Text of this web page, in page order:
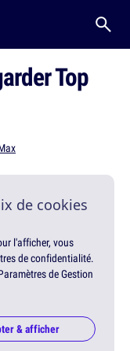
Top
de cookies
l'afficher, vous
de confidentialité.
de Gestion
& afficher